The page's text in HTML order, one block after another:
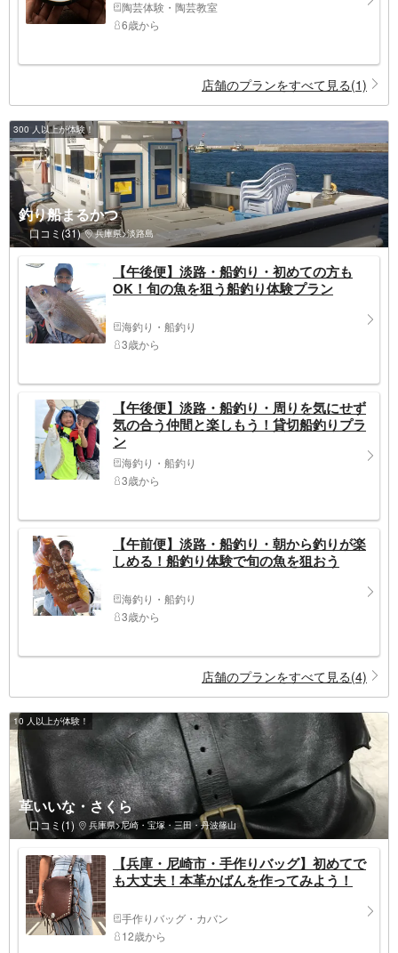
陶芸体験・陶芸教室
6歳から
店舗のプランをすべて見る(1)
300 人以上が体験！
釣り船まるかつ
口コミ(31) 兵庫県>淡路島
【午後便】淡路・船釣り・初めての方も
OK！旬の魚を狙う船釣り体験プラン
海釣り・船釣り
3歳から
【午後便】淡路・船釣り・周りを気にせず
気の合う仲間と楽しもう！貸切船釣りプラ
ン
海釣り・船釣り
3歳から
【午前便】淡路・船釣り・朝から釣りが楽
しめる！船釣り体験で旬の魚を狙おう
海釣り・船釣り
3歳から
店舗のプランをすべて見る(4)
10 人以上が体験！
革いいな・さくら
口コミ(1) 兵庫県>尼崎・宝塚・三田・丹波篠山
【兵庫・尼崎市・手作りバッグ】初めてで
も大丈夫！本革かばんを作ってみよう！
手作りバッグ・カバン
12歳から